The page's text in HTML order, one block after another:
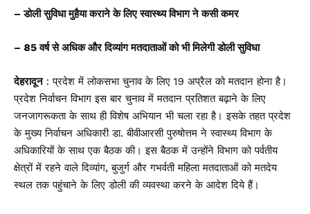
– डोली सुविधा मुहैया कराने के लिए स्वास्थ्य विभाग ने कसी कमर
– 85 वर्ष से अधिक और दिव्यांग मतदाताओं को भी मिलेगी डोली सुविधा
देहरादून: प्रदेश में लोकसभा चुनाव के लिए 19 अप्रैल को मतदान होना है।
प्रदेश निर्वाचन विभाग इस बार चुनाव में मतदान प्रतिशत बढ़ाने के लिए
जनजागरूकता के साथ ही विशेष अभियान भी चला रहा है। इसके तहत प्रदेश
के मुख्य निर्वाचन अधिकारी डा. बीवीआरसी पुरुषोत्तम ने स्वास्थ्य विभाग के
अधिकारियों के साथ एक बैठक की। इस बैठक में उन्होंने विभाग को पर्वतीय
क्षेत्रों में रहने वाले दिव्यांग, बुजुर्ग और गभर्वती महिला मतदाताओं को मतदेय
स्थल तक पहुंचाने के लिए डोली की व्यवस्था करने के आदेश दिये हैं।